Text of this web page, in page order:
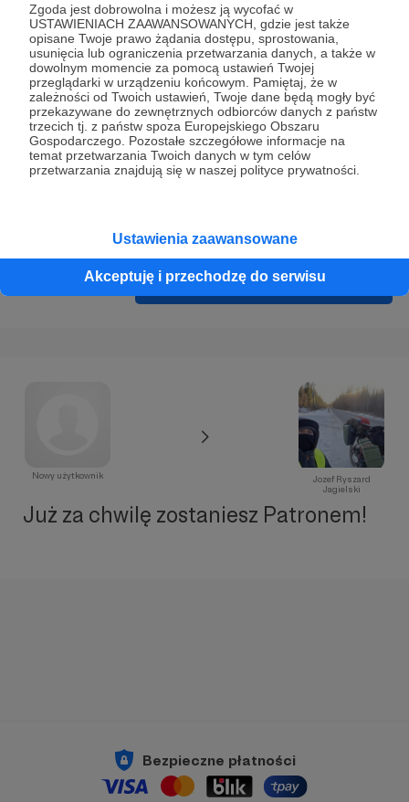
Zgoda jest dobrowolna i możesz ją wycofać w
USTAWIENIACH ZAAWANSOWANYCH, gdzie jest także
opisane Twoje prawo żądania dostępu, sprostowania,
usunięcia lub ograniczenia przetwarzania danych, a także w
dowolnym momencie za pomocą ustawień Twojej
przeglądarki w urządzeniu końcowym. Pamiętaj, że w
zależności od Twoich ustawień, Twoje dane będą mogły być
przekazywane do zewnętrznych odbiorców danych z państw
trzecich tj. z państw spoza Europejskiego Obszaru
Gospodarczego. Pozostałe szczegółowe informacje na
temat przetwarzania Twoich danych w tym celów
przetwarzania znajdują się w naszej polityce prywatności.
Ustawienia zaawansowane
Akceptuję i przechodzę do serwisu
* Wyrażam zgodę na przetwarzanie moich danych
osobowych podanych w formularzu rejestracyjnym w celu
prawidłowego świadczenia usług serwisu Patronite.
Wyrażam zgodę na otrzymywanie drogą elektroniczną
informacji handlowych - newslettera. Opcja ta może zostać
zmieniona w ustawieniach konta.
Cofnij Zarejestruj się i przejdź dalej
Nowy użytkownik
Jozef Ryszard
Jagielski
Już za chwilę zostaniesz Patronem!
Bezpieczne płatności